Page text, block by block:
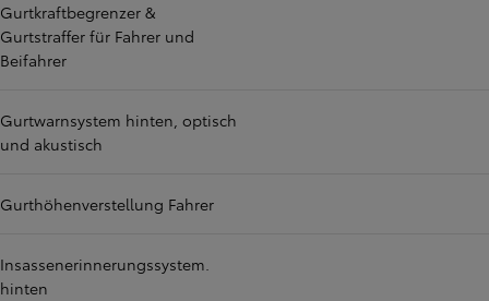
Gurtkraftbegrenzer &
Gurtstraffer für Fahrer und
Beifahrer
Gurtwarnsystem hinten, optisch
und akustisch
Gurthöhenverstellung Fahrer
Insassenerinnerungssystem.
hinten